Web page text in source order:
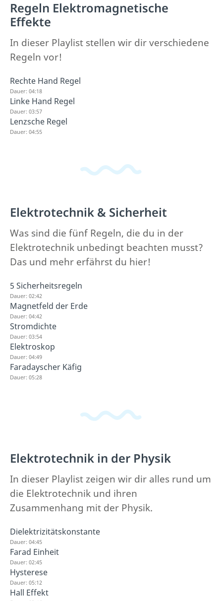
Regeln Elektromagnetische
Effekte
In dieser Playlist stellen wir dir verschiedene
Regeln vor!
Rechte Hand Regel
Dauer: 04:18
Linke Hand Regel
Dauer: 03:57
Lenzsche Regel
Dauer: 04:55
Elektrotechnik & Sicherheit
Was sind die fünf Regeln, die du in der
Elektrotechnik unbedingt beachten musst?
Das und mehr erfährst du hier!
5 Sicherheitsregeln
Dauer: 02:42
Magnetfeld der Erde
Dauer: 04:42
Stromdichte
Dauer: 03:54
Elektroskop
Dauer: 04:49
Faradayscher Käfig
Dauer: 05:28
Elektrotechnik in der Physik
In dieser Playlist zeigen wir dir alles rund um
die Elektrotechnik und ihren
Zusammenhang mit der Physik.
Dielektrizitätskonstante
Dauer: 04:45
Farad Einheit
Dauer: 02:45
Hysterese
Dauer: 05:12
Hall Effekt